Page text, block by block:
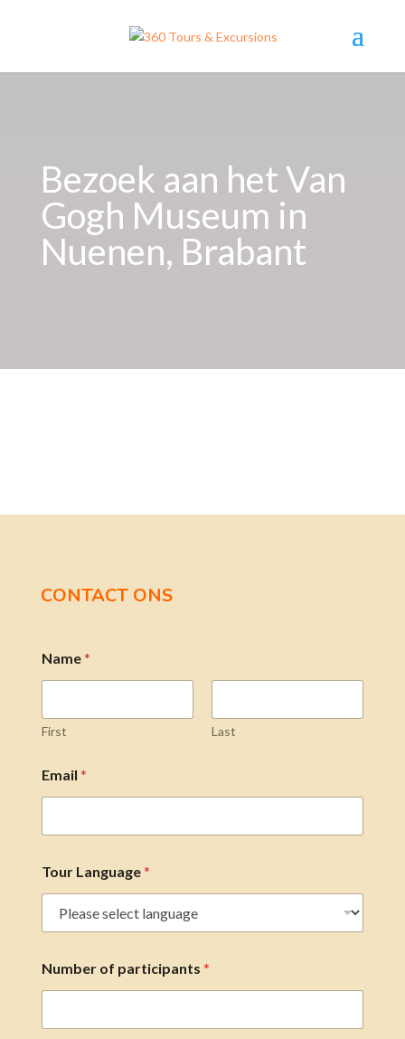
Bezoek aan het Van
Gogh Museum in
Nuenen, Brabant
CONTACT ONS
Name*
First Last
Email *
Tour Language*
Number of participants *